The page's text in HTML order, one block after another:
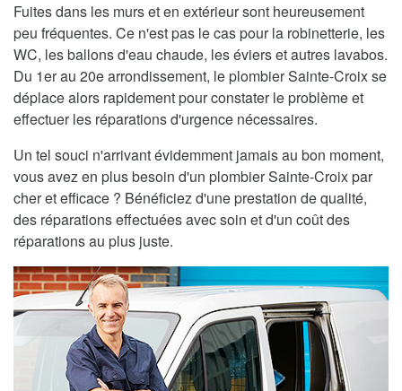
Fuites dans les murs et en extérieur sont heureusement
peu fréquentes. Ce n'est pas le cas pour la robinetterie, les
WC, les ballons d'eau chaude, les éviers et autres lavabos.
Du 1er au 20e arrondissement, le plombier Sainte-Croix se
déplace alors rapidement pour constater le problème et
effectuer les réparations d'urgence nécessaires.
Un tel souci n'arrivant évidemment jamais au bon moment,
vous avez en plus besoin d'un plombier Sainte-Croix par
cher et efficace ? Bénéficiez d'une prestation de qualité,
des réparations effectuées avec soin et d'un coût des
réparations au plus juste.